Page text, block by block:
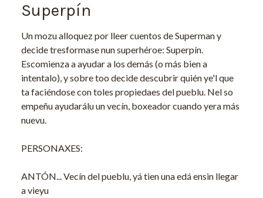
Superpín
Un mozu alloquez por lleer cuentos de Superman y
decide tresformase nun superhéroe: Superpín.
Escomienza a ayudar a los demás (o más bien a
intentalo), y sobre too decide descubrir quién ye'l que
ta faciéndose con toles propiedaes del pueblu. Nel so
empeñu ayudarálu un vecín, boxeador cuando yera más
nuevu.
PERSONAXES:
ANTÓN... Vecín del pueblu, yá tien una edá ensin llegar
a vieyu